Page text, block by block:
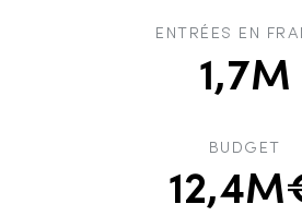
ENTRÉES EN
1,7M
BUDGET